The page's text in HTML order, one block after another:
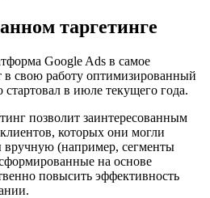
таргетинге
Google Ads в самое
свою работу оптимизированный
стартовал в июле текущего года.
позволит заинтересованным
которых они могли
вручную (например, сегменты
на основе
повысить эффективность